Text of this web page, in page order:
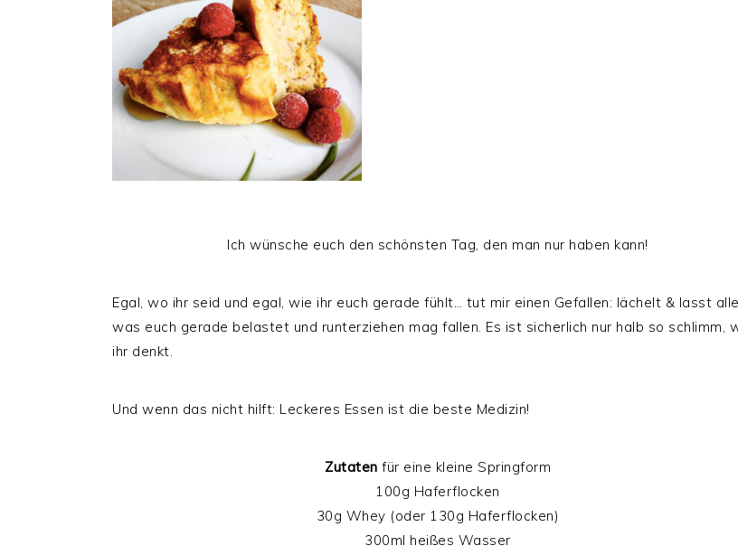
Ich wünsche euch den schönsten Tag, den man nur haben kann!
Egal, wo ihr seid und egal, wie ihr euch gerade fühlt… tut mir einen Gefallen: lächelt & lasst
was euch gerade belastet und runterziehen mag fallen. Es ist sicherlich nur halb so schlimm,
ihr denkt.
Und wenn das nicht hilft: Leckeres Essen ist die beste Medizin!
Zutaten für eine kleine Springform
100g Haferflocken
30g Whey (oder 130g Haferflocken)
300ml heißes Wasser